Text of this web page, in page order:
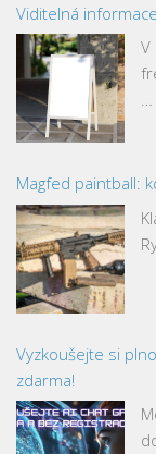
Viditelná
V
…
Magfed paintball:
Vyzkoušejte si
zdarma!